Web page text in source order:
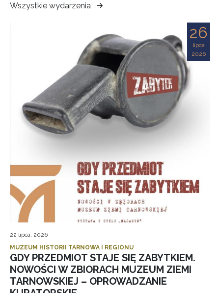
Wszystkie wydarzenia
Muzeum
Ziemi
26
lipca
2026
22 lipca, 2026
MUZEUM HISTORII TARNOWA I REGIONU
GDY PRZEDMIOT STAJE SIĘ ZABYTKIEM.
NOWOŚCI W ZBIORACH MUZEUM ZIEMI
TARNOWSKIEJ – OPROWADZANIE